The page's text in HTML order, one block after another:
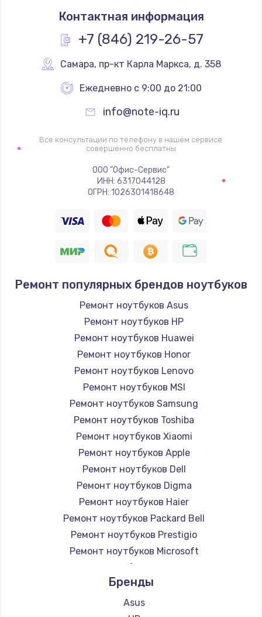
Контактная информация
+7 (846) 219-26-57
Самара, пр-кт Карла Маркса, д. 358
Ежедневно с 9:00 до 21:00
info@note-iq.ru
Все консультации по телефону в нашем сервисе
совершенно бесплатны
ООО "Офис-Сервис"
ИНН: 6317044128
ОГРН: 1026301418648
Ремонт популярных брендов ноутбуков
Ремонт ноутбуков Asus
Ремонт ноутбуков HP
Ремонт ноутбуков Huawei
Ремонт ноутбуков Honor
Ремонт ноутбуков Lenovo
Ремонт ноутбуков MSI
Ремонт ноутбуков Samsung
Ремонт ноутбуков Toshiba
Ремонт ноутбуков Xiaomi
Ремонт ноутбуков Apple
Ремонт ноутбуков Dell
Ремонт ноутбуков Digma
Ремонт ноутбуков Haier
Ремонт ноутбуков Packard Bell
Ремонт ноутбуков Prestigio
Ремонт ноутбуков Microsoft
Ремонт ноутбуков Alienware
Ремонт ноутбуков Aquarius
Ремонт ноутбуков Gigabyte
Бренды
Asus